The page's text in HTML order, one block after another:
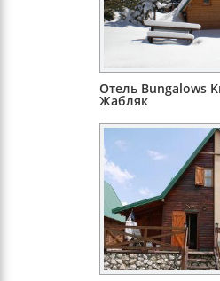
Отель Bungalows
Жабляк